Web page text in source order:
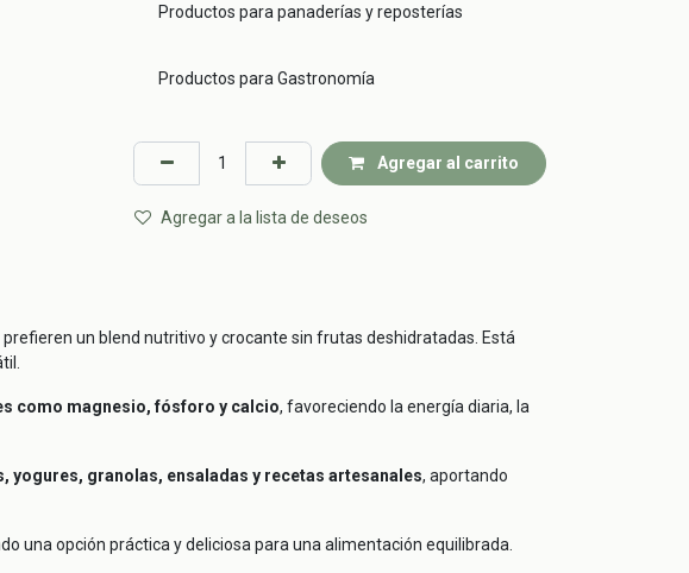
Productos para panaderías y reposterías
Productos para Gastronomía
Agregar al carrito
Agregar a la lista de deseos
un blend nutritivo y crocante sin frutas deshidratadas. Está
como magnesio, fósforo y calcio, favoreciendo la energía diaria, la
yogures, granolas, ensaladas y recetas artesanales, aportando
una opción práctica y deliciosa para una alimentación equilibrada.